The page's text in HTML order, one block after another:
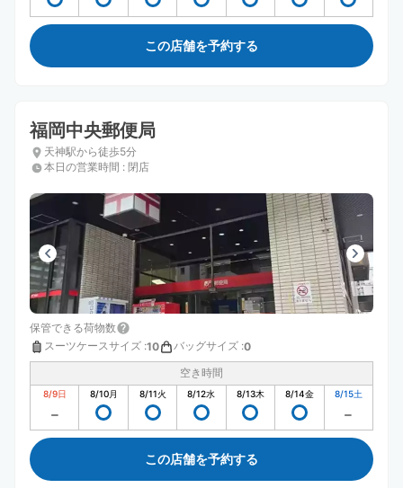
この店舗を予約する
福岡中央郵便局
天神駅から徒歩5分
本日の営業時間 : 閉店
保管できる荷物数
スーツケースサイズ :10 バッグサイズ :0
空き時間
8/9日 8/10月 8/11火 8/12水 8/13木 8/14金 8/15土
この店舗を予約する